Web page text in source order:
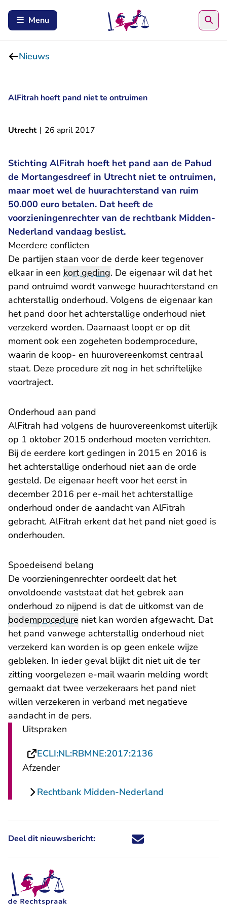
Menu
Nieuws
AlFitrah hoeft pand niet te ontruimen
Utrecht | 26 april 2017
Stichting AlFitrah hoeft het pand aan de Pahud
de Mortangesdreef in Utrecht niet te ontruimen,
maar moet wel de huurachterstand van ruim
50.000 euro betalen. Dat heeft de
voorzieningenrechter van de rechtbank Midden-
Nederland vandaag beslist.
Meerdere conflicten
De partijen staan voor de derde keer tegenover
elkaar in een kort geding. De eigenaar wil dat het
pand ontruimd wordt vanwege huurachterstand en
achterstallig onderhoud. Volgens de eigenaar kan
het pand door het achterstallige onderhoud niet
verzekerd worden. Daarnaast loopt er op dit
moment ook een zogeheten bodemprocedure,
waarin de koop- en huurovereenkomst centraal
staat. Deze procedure zit nog in het schriftelijke
voortraject.
Onderhoud aan pand
AlFitrah had volgens de huurovereenkomst uiterlijk
op 1 oktober 2015 onderhoud moeten verrichten.
Bij de eerdere kort gedingen in 2015 en 2016 is
het achterstallige onderhoud niet aan de orde
gesteld. De eigenaar heeft voor het eerst in
december 2016 per e-mail het achterstallige
onderhoud onder de aandacht van AlFitrah
gebracht. AlFitrah erkent dat het pand niet goed is
onderhouden.
Spoedeisend belang
De voorzieningenrechter oordeelt dat het
onvoldoende vaststaat dat het gebrek aan
onderhoud zo nijpend is dat de uitkomst van de
bodemprocedure niet kan worden afgewacht. Dat
het pand vanwege achterstallig onderhoud niet
verzekerd kan worden is op geen enkele wijze
gebleken. In ieder geval blijkt dit niet uit de ter
zitting voorgelezen e-mail waarin melding wordt
gemaakt dat twee verzekeraars het pand niet
willen verzekeren in verband met negatieve
aandacht in de pers.
Uitspraken
ECLI:NL:RBMNE:2017:2136
Afzender
Rechtbank Midden-Nederland
Deel dit nieuwsbericht: Deel dit nieuwsbericht via X -
Deel dit nieuwsbericht via
Deel dit nieuwsbericht
Deel dit